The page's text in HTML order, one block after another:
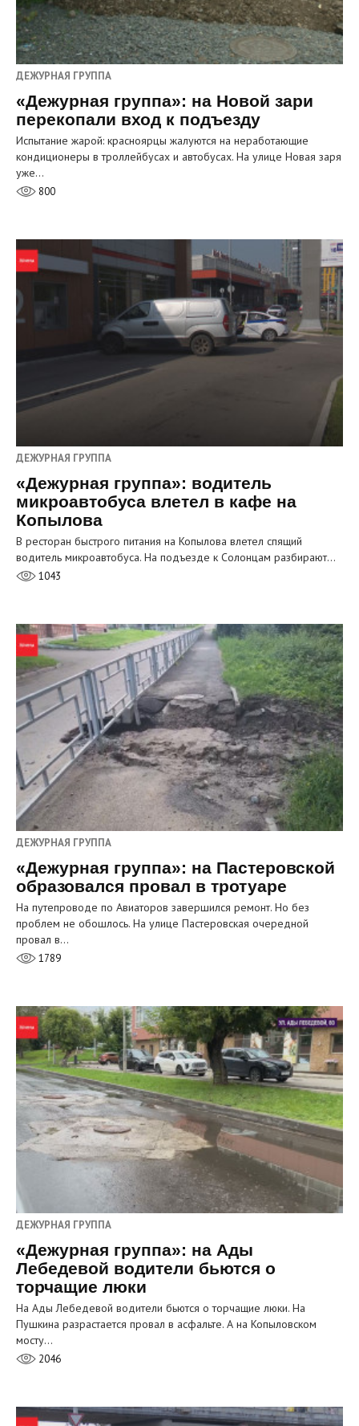
ДЕЖУРНАЯ ГРУППА
«Дежурная группа»: на Новой зари
перекопали вход к подъезду
Испытание жарой: красноярцы жалуются на неработающие
кондиционеры в троллейбусах и автобусах. На улице Новая заря
уже…
800
ДЕЖУРНАЯ ГРУППА
«Дежурная группа»: водитель
микроавтобуса влетел в кафе на
Копылова
В ресторан быстрого питания на Копылова влетел спящий
водитель микроавтобуса. На подъезде к Солонцам разбирают…
1043
ДЕЖУРНАЯ ГРУППА
«Дежурная группа»: на Пастеровской
образовался провал в тротуаре
На путепроводе по Авиаторов завершился ремонт. Но без
проблем не обошлось. На улице Пастеровская очередной
провал в…
1789
ДЕЖУРНАЯ ГРУППА
«Дежурная группа»: на Ады
Лебедевой водители бьются о
торчащие люки
На Ады Лебедевой водители бьются о торчащие люки. На
Пушкина разрастается провал в асфальте. А на Копыловском
мосту…
2046